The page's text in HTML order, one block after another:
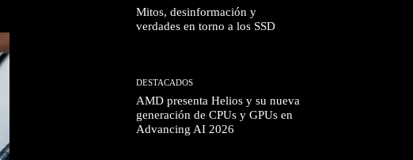
Mitos, desinformación y
verdades en torno a los SSD
DESTACADOS
AMD presenta Helios y su nueva
generación de CPUs y GPUs en
Advancing AI 2026